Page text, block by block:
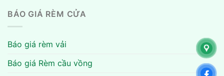
BÁO GIÁ RÈM CỬA
Báo giá rèm vải
Báo giá Rèm cầu vồng